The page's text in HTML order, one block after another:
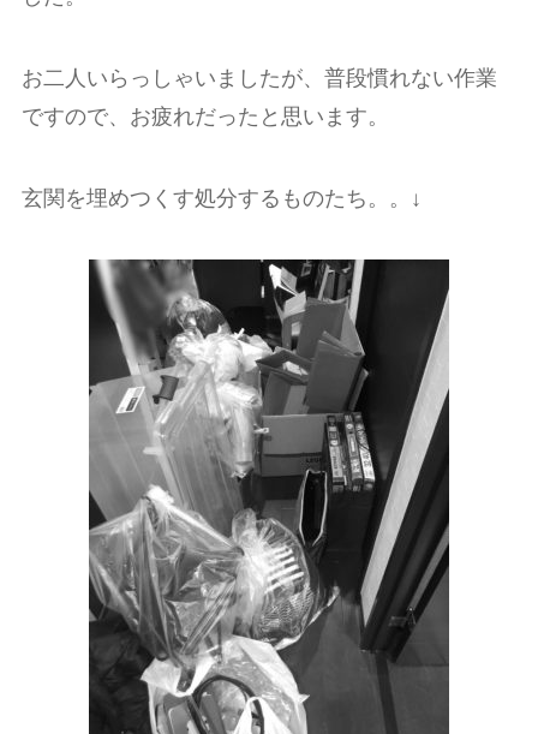
お二人いらっしゃいましたが、普段慣れない作業
ですので、お疲れだったと思います。
玄関を埋めつくす処分するものたち。。↓